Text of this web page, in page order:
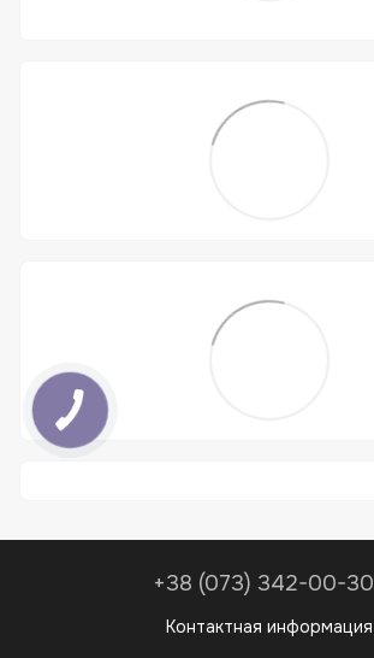
+38 (073) 342-00-30
Контактная информация